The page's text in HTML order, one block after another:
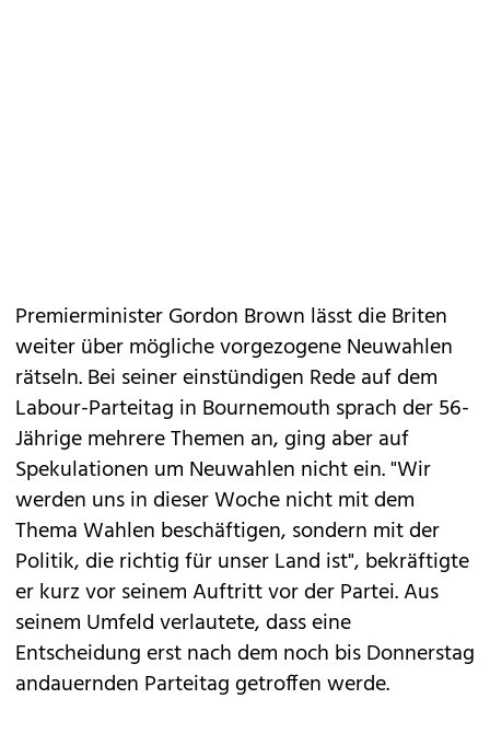
Premierminister Gordon Brown lässt die Briten
weiter über mögliche vorgezogene Neuwahlen
rätseln. Bei seiner einstündigen Rede auf dem
Labour-Parteitag in Bournemouth sprach der 56-
Jährige mehrere Themen an, ging aber auf
Spekulationen um Neuwahlen nicht ein. "Wir
werden uns in dieser Woche nicht mit dem
Thema Wahlen beschäftigen, sondern mit der
Politik, die richtig für unser Land ist", bekräftigte
er kurz vor seinem Auftritt vor der Partei. Aus
seinem Umfeld verlautete, dass eine
Entscheidung erst nach dem noch bis Donnerstag
andauernden Parteitag getroffen werde.